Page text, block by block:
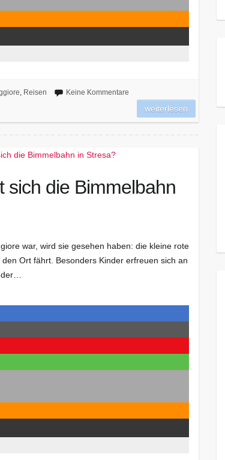
, Reisen Keine Kommentare
weiterlesen
sich die Bimmelbahn
war, wird sie gesehen haben: die kleine rote
Ort fährt. Besonders Kinder erfreuen sich an